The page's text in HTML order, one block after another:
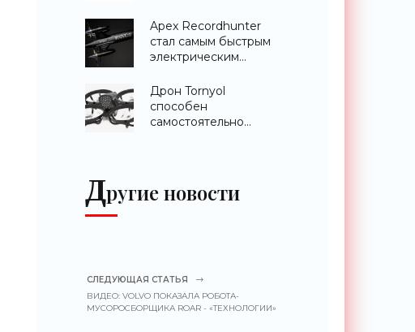
распознавания до 2
км - «Гаджеты»
Apex Recordhunter
стал самым быстрым
электрическим
«Беспилотники»
Дрон Tornyol
способен
самостоятельно
Другие новости
СЛЕДУЮЩАЯ СТАТЬЯ
ВИДЕО: VOLVO ПОКАЗАЛА РОБОТА-
МУСОРОСБОРЩИКА ROAR - «ТЕХНОЛОГИИ»